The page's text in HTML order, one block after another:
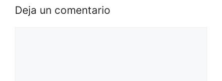
Deja un comentario